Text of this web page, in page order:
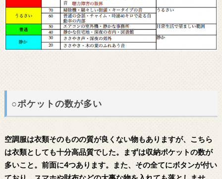
○ポケットの数が多い
空調服は衣類そのものの質が良くない物もありますが、こちら
は衣類としても十分高品質でした。まずは収納ポケットの数が
多いこと。前面に4つあります。また、その全てにボタンが付い